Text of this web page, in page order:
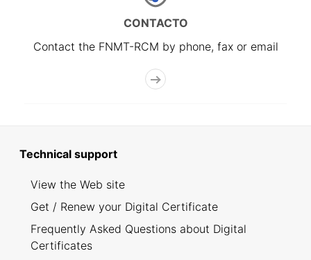
CONTACTO
Contact the FNMT-RCM by phone, fax or email
Technical support
View the Web site
Get / Renew your Digital Certificate
Frequently Asked Questions about Digital
Certificates